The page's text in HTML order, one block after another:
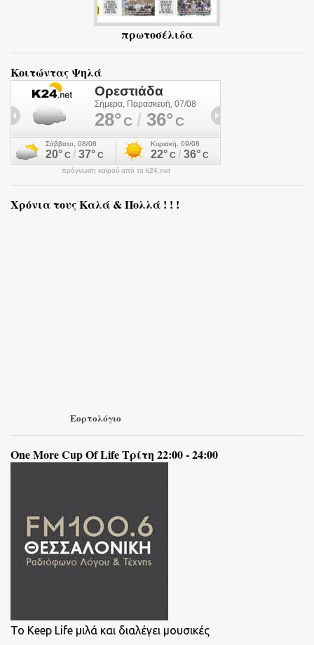
πρωτοσέλιδα
Κοιτώντας Ψηλά
πρόγνωση καιρού από το k24.net
Χρόνια τους Καλά & Πολλά ! ! !
Εορτολόγιο
One More Cup Of Life Τρίτη 22:00 - 24:00
To Keep Life μιλά και διαλέγει μουσικές